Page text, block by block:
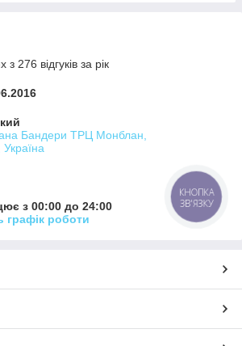
276 відгуків за рік
Бандери ТРЦ Монблан,
з 00:00 до 24:00
графік роботи
КНОПКА
ЗВ'ЯЗКУ